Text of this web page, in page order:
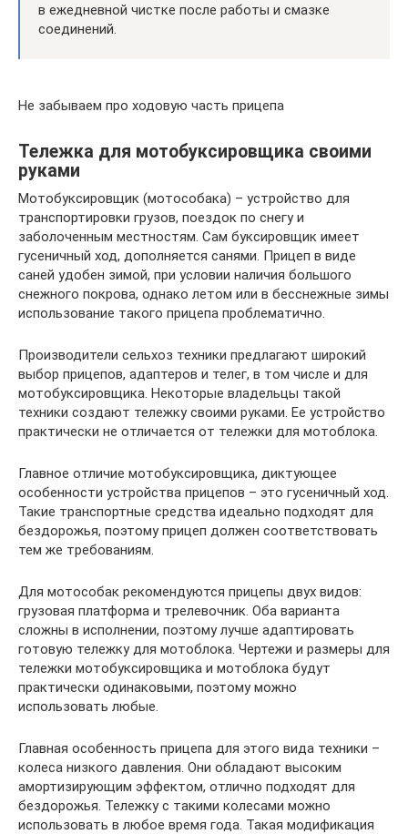
в ежедневной чистке после работы и смазке
соединений.
Не забываем про ходовую часть прицепа
Тележка для мотобуксировщика своими
руками
Мотобуксировщик (мотособака) – устройство для
транспортировки грузов, поездок по снегу и
заболоченным местностям. Сам буксировщик имеет
гусеничный ход, дополняется санями. Прицеп в виде
саней удобен зимой, при условии наличия большого
снежного покрова, однако летом или в бесснежные зимы
использование такого прицепа проблематично.
Производители сельхоз техники предлагают широкий
выбор прицепов, адаптеров и телег, в том числе и для
мотобуксировщика. Некоторые владельцы такой
техники создают тележку своими руками. Ее устройство
практически не отличается от тележки для мотоблока.
Главное отличие мотобуксировщика, диктующее
особенности устройства прицепов – это гусеничный ход.
Такие транспортные средства идеально подходят для
бездорожья, поэтому прицеп должен соответствовать
тем же требованиям.
Для мотособак рекомендуются прицепы двух видов:
грузовая платформа и трелевочник. Оба варианта
сложны в исполнении, поэтому лучше адаптировать
готовую тележку для мотоблока. Чертежи и размеры для
тележки мотобуксировщика и мотоблока будут
практически одинаковыми, поэтому можно
использовать любые.
Главная особенность прицепа для этого вида техники –
колеса низкого давления. Они обладают высоким
амортизирующим эффектом, отлично подходят для
бездорожья. Тележку с такими колесами можно
использовать в любое время года. Такая модификация